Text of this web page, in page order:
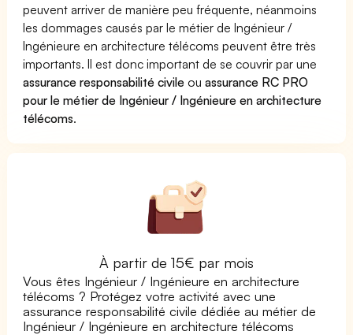
peuvent arriver de manière peu fréquente, néanmoins
les dommages causés par le métier de Ingénieur /
Ingénieure en architecture télécoms peuvent être très
importants. Il est donc important de se couvrir par une
assurance responsabilité civile ouassurance RC PRO
pour le métier de Ingénieur / Ingénieure en architecture
télécoms.
À partir de 15€ par mois
Vous êtes Ingénieur / Ingénieure en architecture
télécoms ? Protégez votre activité avec une
assurance responsabilité civile dédiée au métier de
Ingénieur / Ingénieure en architecture télécoms